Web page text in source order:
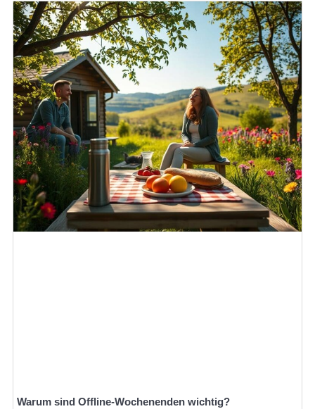
Warum sind Offline-Wochenenden wichtig?